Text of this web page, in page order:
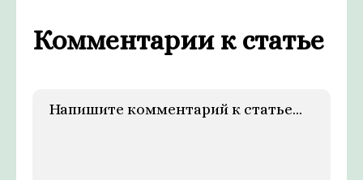
Комментарии к статье